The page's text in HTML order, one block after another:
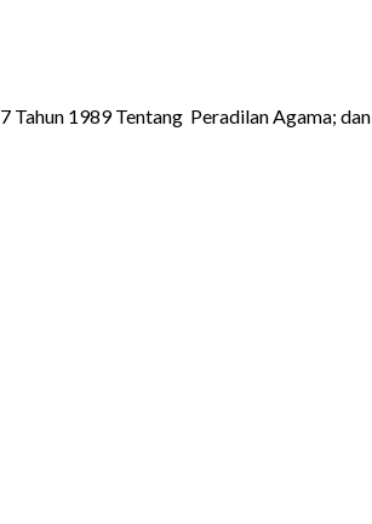
Tahun 1989 Tentang Peradilan Agama; dan